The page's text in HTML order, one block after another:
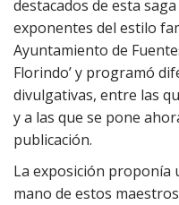
destacados de esta
exponentes del estilo
Ayuntamiento de
Florindo’ y programó
divulgativas, entre las
y a las que se pone
publicación.
La exposición proponía
mano de estos